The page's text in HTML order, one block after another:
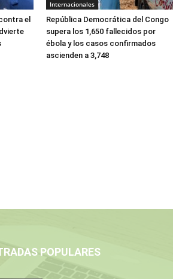
el
Internacionales
República Democrática del Congo
supera los 1,650 fallecidos por
ébola y los casos confirmados
ascienden a 3,748
POPULARES